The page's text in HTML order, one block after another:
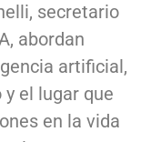
secretario
abordan
artificial,
el lugar que
en la vida